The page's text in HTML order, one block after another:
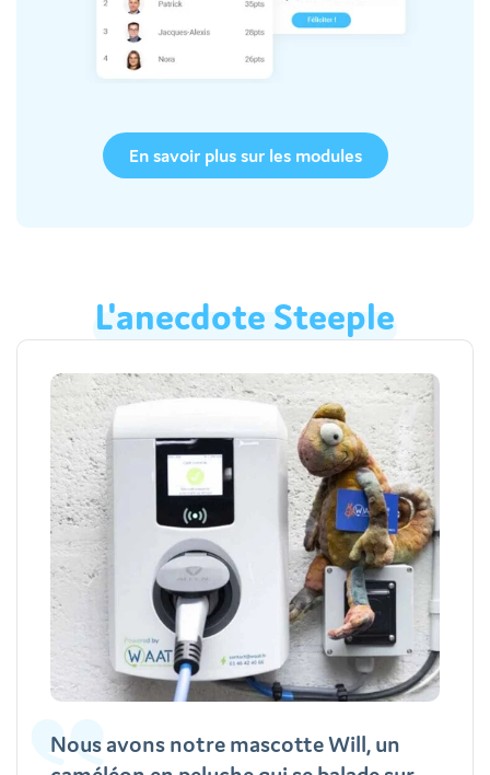
En savoir plus sur les modules
L'anecdote Steeple
Nous avons notre mascotte Will, un